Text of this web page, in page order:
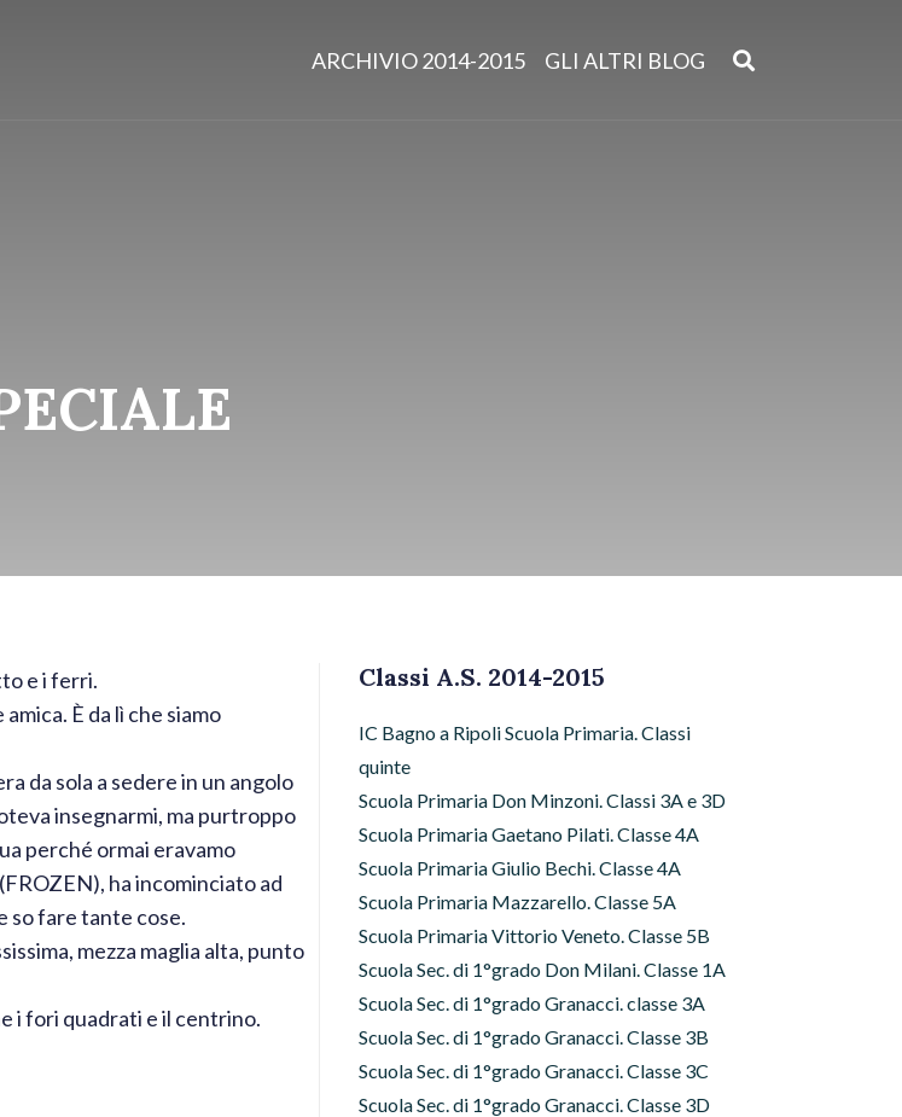
ARCHIVIO 2014-2015 GLI ALTRI BLOG
e i ferri.
amica. È da lì che siamo
da sola a sedere in un angolo
insegnarmi, ma purtroppo
perché ormai eravamo
ha incominciato ad
so fare tante cose.
mezza maglia alta, punto
i fori quadrati e il centrino.
Classi A.S. 2014-2015
IC Bagno a Ripoli Scuola Primaria. Classi
quinte
Scuola Primaria Don Minzoni. Classi 3A e 3D
Scuola Primaria Gaetano Pilati. Classe 4A
Scuola Primaria Giulio Bechi. Classe 4A
Scuola Primaria Mazzarello. Classe 5A
Scuola Primaria Vittorio Veneto. Classe 5B
Scuola Sec. di 1°grado Don Milani. Classe 1A
Scuola Sec. di 1°grado Granacci. classe 3A
Scuola Sec. di 1°grado Granacci. Classe 3B
Scuola Sec. di 1°grado Granacci. Classe 3C
Scuola Sec. di 1°grado Granacci. Classe 3D